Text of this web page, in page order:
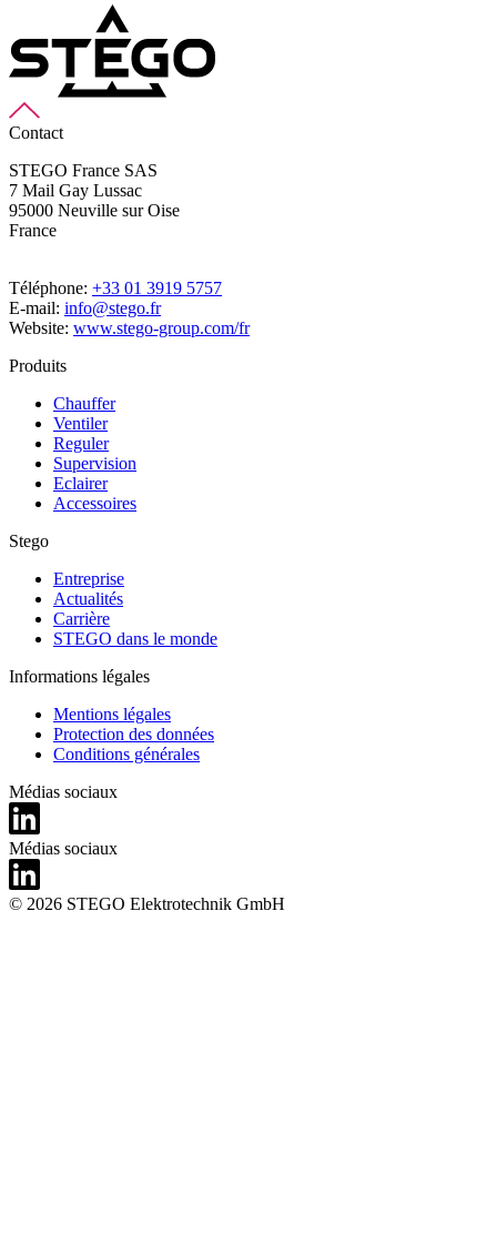
Contact
STEGO France SAS
7 Mail Gay Lussac
95000 Neuville sur Oise
France
Téléphone: +33 01 3919 5757
E-mail: info@stego.fr
Website: www.stego-group.com/fr
Produits
Chauffer
Ventiler
Reguler
Supervision
Eclairer
Accessoires
Stego
Entreprise
Actualités
Carrière
STEGO dans le monde
Informations légales
Mentions légales
Protection des données
Conditions générales
Médias sociaux
Médias sociaux
© 2026 STEGO Elektrotechnik GmbH